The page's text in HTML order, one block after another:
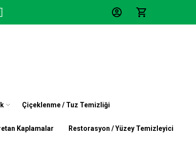
Çiçeklenme / Tuz Temizliği
Kaplamalar Restorasyon / Yüzey Temizleyici